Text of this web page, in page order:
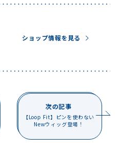
ショップ情報を見る
次の記事
【Loop Fit】ピンを使わない
Newウィッグ登場！